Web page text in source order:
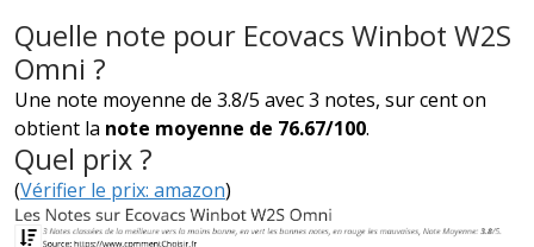
Quelle note pour Ecovacs Winbot W2S
Omni ?
Une note moyenne de 3.8/5 avec 3 notes, sur cent on
obtient la note moyenne de 76.67/100.
Quel prix ?
(Vérifier le prix: amazon)